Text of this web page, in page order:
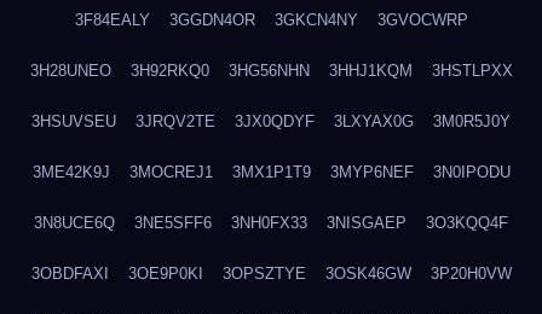
3F84EALY 3GGDN4OR 3GKCN4NY 3GVOCWRP
3H28UNEO 3H92RKQ0 3HG56NHN 3HHJ1KQM 3HSTLPXX
3HSUVSEU 3JRQV2TE 3JX0QDYF 3LXYAX0G 3M0R5J0Y
3ME42K9J 3MOCREJ1 3MX1P1T9 3MYP6NEF 3N0IPODU
3N8UCE6Q 3NE5SFF6 3NH0FX33 3NISGAEP 3O3KQQ4F
3OBDFAXI 3OE9P0KI 3OPSZTYE 3OSK46GW 3P20H0VW